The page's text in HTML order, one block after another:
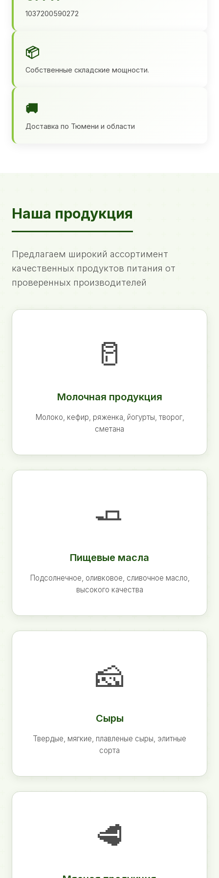
1037200590272
📦
Собственные складские мощности.
🚚
Доставка по Тюмени и области
Наша продукция
Предлагаем широкий ассортимент
качественных продуктов питания от
проверенных производителей
🥛
Молочная продукция
Молоко, кефир, ряженка, йогурты, творог,
сметана
🧈
Пищевые масла
Подсолнечное, оливковое, сливочное масло,
высокого качества
🧀
Сыры
Твердые, мягкие, плавленые сыры, элитные
сорта
🥩